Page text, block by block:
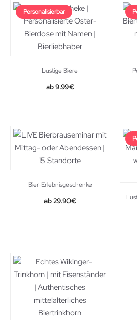
Personalisierbar
Lustige Biere
9.99€
Bier-Erlebnisgeschenke
29.90€